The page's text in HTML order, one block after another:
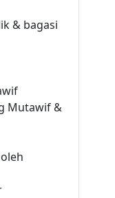
& bagasi
Mutawif &